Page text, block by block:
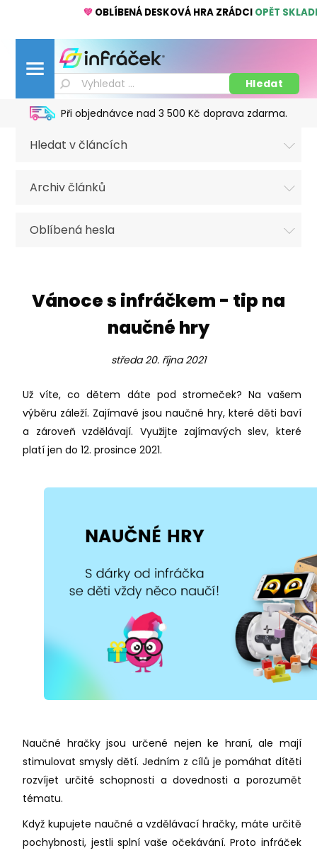
💚 OBLÍBENÁ DESKOVÁ HRA ZRÁDCI OPĚT
Při objednávce nad 3 500 Kč doprava zdarma.
Hledat v článcích
Archiv článků
Oblíbená hesla
Vánoce s infráčkem - tip na
naučné hry
středa 20. října 2021
Už víte, co dětem dáte pod stromeček? Na vašem
výběru záleží. Zajímavé jsou naučné hry, které děti baví
a zároveň vzdělávají. Využijte zajímavých slev, které
platí jen do 12. prosince 2021.
Naučné hračky jsou určené nejen ke hraní, ale mají
stimulovat smysly dětí. Jedním z cílů je pomáhat dítěti
rozvíjet určité schopnosti a dovednosti a porozumět
tématu.
Když kupujete naučné a vzdělávací hračky, máte určitě
pochybnosti, jestli splní vaše očekávání. Proto infráček